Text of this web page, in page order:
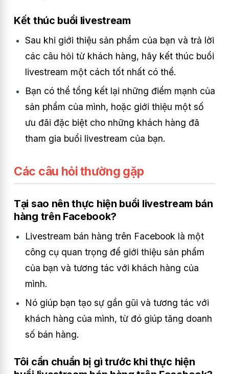
Kết thúc buổi livestream
Sau khi giới thiệu sản phẩm của bạn và trả lời
các câu hỏi từ khách hàng, hãy kết thúc buổi
livestream một cách tốt nhất có thể.
Bạn có thể tổng kết lại những điểm mạnh của
sản phẩm của mình, hoặc giới thiệu một số
ưu đãi đặc biệt cho những khách hàng đã
tham gia buổi livestream của bạn.
Các câu hỏi thường gặp
Tại sao nên thực hiện buổi livestream bán
hàng trên Facebook?
Livestream bán hàng trên Facebook là một
công cụ quan trọng để giới thiệu sản phẩm
của bạn và tương tác với khách hàng của
mình.
Nó giúp bạn tạo sự gần gũi và tương tác với
khách hàng của mình, từ đó giúp tăng doanh
số bán hàng.
Tôi cần chuẩn bị gì trước khi thực hiện